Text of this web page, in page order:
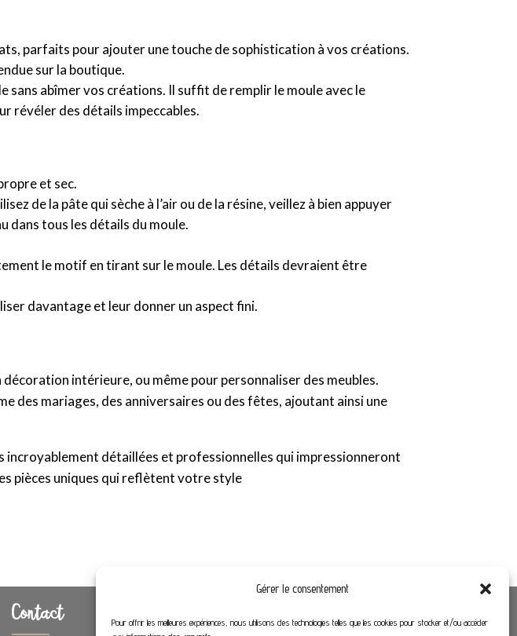
Gérer le consentement
Pour offrir les meilleures expériences, nous utilisons des technologies telles que les cookies pour stocker et/ou accéder
parfaits pour ajouter une touche de sophistication à vos créations.
sur la boutique.
sans abîmer vos créations. Il suffit de remplir le moule avec le
révéler des détails impeccables.
et sec.
de la pâte qui sèche à l’air ou de la résine, veillez à bien appuyer
dans tous les détails du moule.
le motif en tirant sur le moule. Les détails devraient être
davantage et leur donner un aspect fini.
intérieure, ou même pour personnaliser des meubles.
des mariages, des anniversaires ou des fêtes, ajoutant ainsi une
incroyablement détaillées et professionnelles qui impressionneront
pièces uniques qui reflètent votre style
Contact Liens utiles